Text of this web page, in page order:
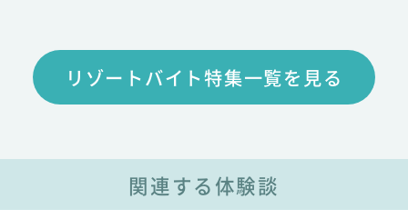
リゾートバイト特集一覧を見る
関連する体験談